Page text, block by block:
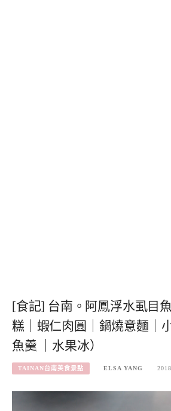
[食記] 台南。阿鳳浮水虱目
糕｜蝦仁肉圓｜鍋燒意麵｜
魚羹 ｜水果冰）
TAINAN台南美食景點 ELSA YANG